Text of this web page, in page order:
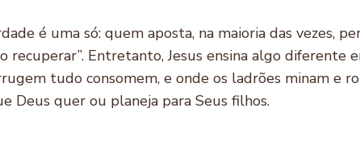
é uma só: quem aposta, na maioria das vezes,
recuperar”. Entretanto, Jesus ensina algo diferente
tudo consomem, e onde os ladrões minam e
Deus quer ou planeja para Seus filhos.